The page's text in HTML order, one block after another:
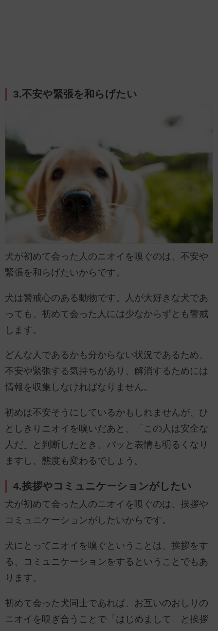
3.不安や緊張を和らげたい
犬が初めて会った人のニオイを嗅ぐのは、不安や
緊張を和らげたいからです。
犬は警戒心のある動物です。人が大好きな犬であ
っても、初めて会った人には少なからずとも警戒
します。
どんな人であるかも分からない状況であるため、
不安や緊張する気持ちがあり、解消するためには
情報を収集しなければなりません。
初めは不安そうにしているかもしれませんが、ひ
としきりニオイを嗅いだあと、「この人は安全な
人だ」と判断したとき、パッと表情も明るくなり
ますし、態度も変わるでしょう。
4.挨拶やコミュニケーションがしたい
犬が初めて会った人のニオイを嗅ぐのは、挨拶や
コミュニケーションがしたいからです。
犬にとってニオイを嗅ぐということは、挨拶をす
る、コミュニケーションをするということでもあ
ります。
初めて会った犬同士であれば、お互いのおしりの
ニオイを嗅ぎ合うことで「はじめまして」と挨拶